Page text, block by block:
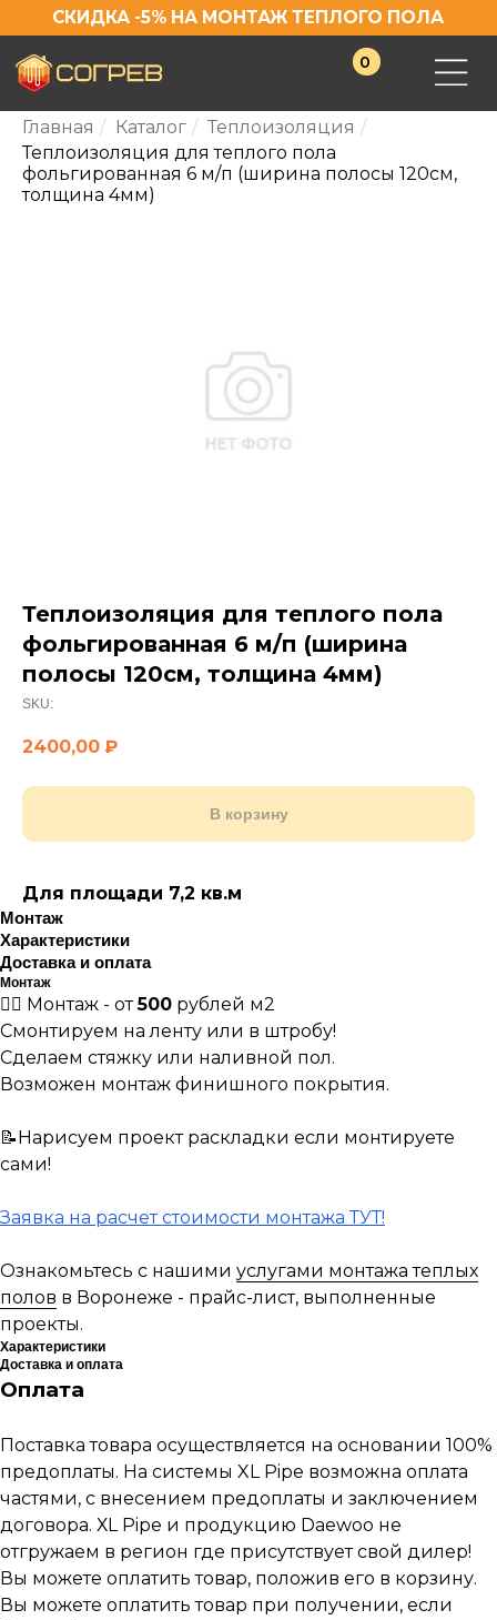
СКИДКА -5% НА МОНТАЖ ТЕПЛОГО ПОЛА
Главная / Каталог / Теплоизоляция /
Теплоизоляция для теплого пола
фольгированная 6 м/п (ширина полосы 120см,
толщина 4мм)
Теплоизоляция для теплого пола
фольгированная 6 м/п (ширина
полосы 120см, толщина 4мм)
SKU:
2400,00 ₽
В корзину
Для площади 7,2 кв.м
Монтаж
Характеристики
Доставка и оплата
Монтаж
👷‍♀️ Монтаж - от500 рублей м2
Смонтируем на ленту или в штробу!
Сделаем стяжку или наливной пол.
Возможен монтаж финишного покрытия.
📝Нарисуем проект раскладки если монтируете
сами!
Заявка на расчет стоимости монтажа ТУТ!
Ознакомьтесь с нашими услугами монтажа теплых
полов в Воронеже - прайс-лист, выполненные
проекты.
Характеристики
Доставка и оплата
Оплата
Поставка товара осуществляется на основании 100%
предоплаты. На системы XL Pipe возможна оплата
частями, с внесением предоплаты и заключением
договора. ХL Pipe и продукцию Daewoo не
отгружаем в регион где присутствует свой дилер!
Вы можете оплатить товар, положив его в корзину.
Вы можете оплатить товар при получении, если